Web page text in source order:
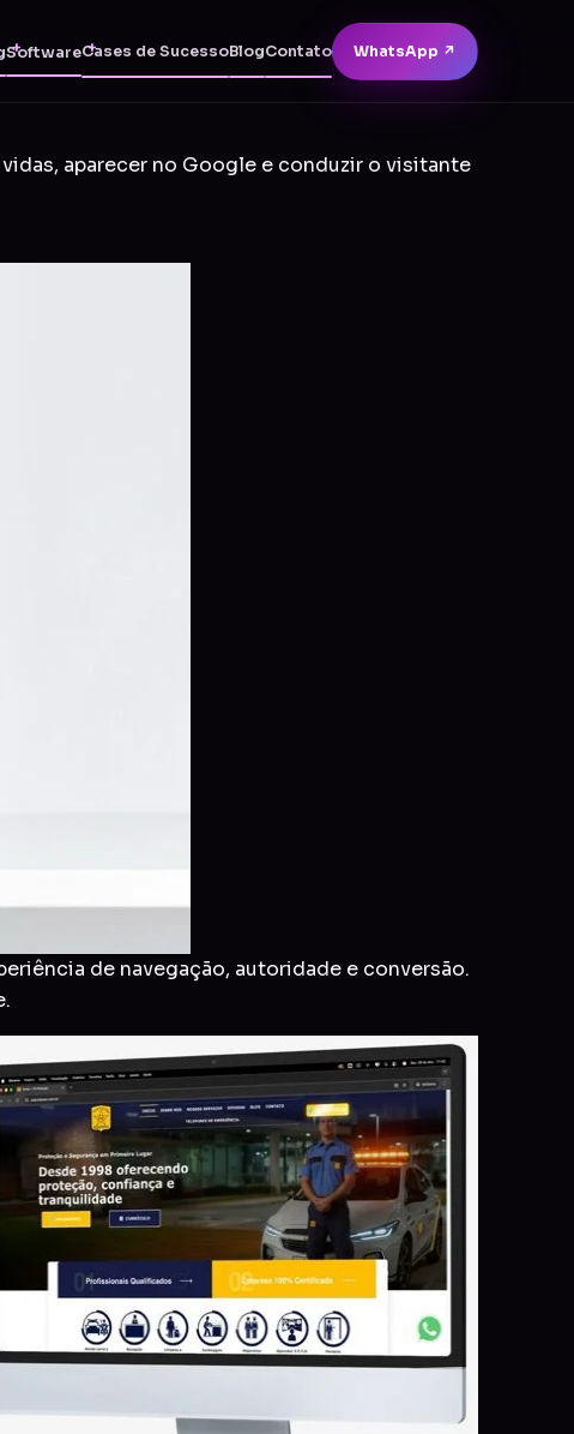
SoftwareCases de SucessoBlogContato WhatsApp ↗
aparecer no Google e conduzir o visitante
de navegação, autoridade e conversão.